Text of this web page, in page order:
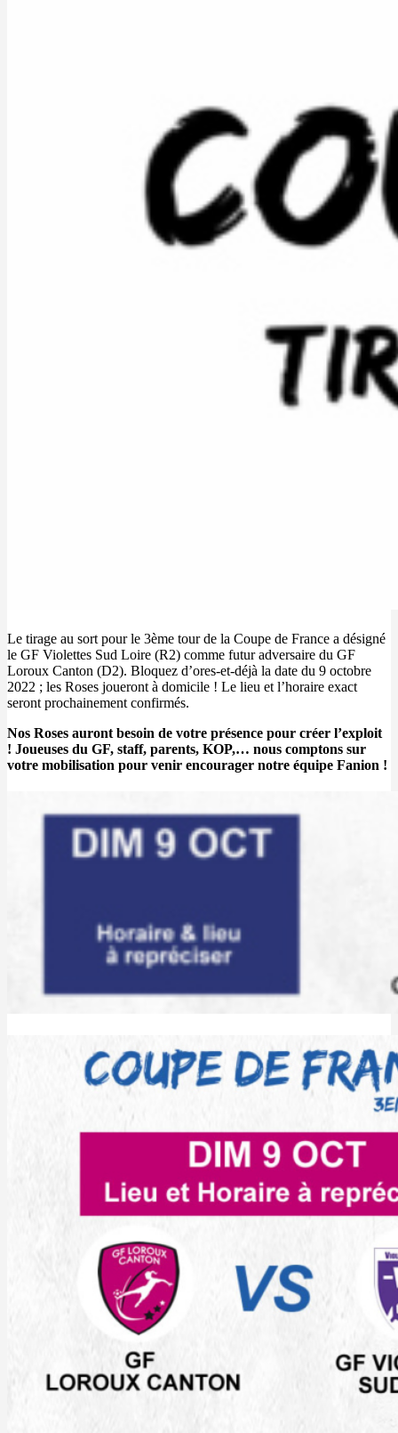
Le tirage au sort pour le 3ème tour de la Coupe de France a désigné
le GF Violettes Sud Loire (R2) comme futur adversaire du GF
Loroux Canton (D2). Bloquez d’ores-et-déjà la date du 9 octobre
2022 ; les Roses joueront à domicile ! Le lieu et l’horaire exact
seront prochainement confirmés.
Nos Roses auront besoin de votre présence pour créer l’exploit
! Joueuses du GF, staff, parents, KOP,… nous comptons sur
votre mobilisation pour venir encourager notre équipe Fanion !